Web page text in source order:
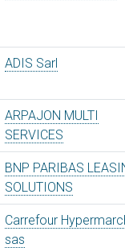
ADIS Sarl
ARPAJON MULTI
SERVICES
BNP PARIBAS
SOLUTIONS
Carrefour
sas